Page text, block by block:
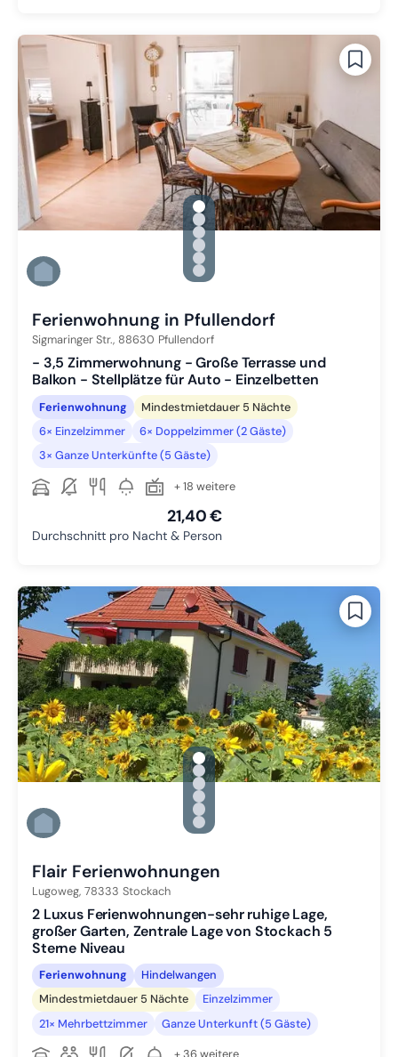
gallery.slide_selector
Zu Slide 1 wechseln
Zu Slide 2 wechseln
Zu Slide 3 wechseln
Zu Slide 4 wechseln
Zu Slide 5 wechseln
Zu Slide 6 wechseln
Ferienwohnung in Pfullendorf
Sigmaringer Str., 88630 Pfullendorf
- 3,5 Zimmerwohnung - Große Terrasse und
Balkon - Stellplätze für Auto - Einzelbetten
Ferienwohnung
Mindestmietdauer 5 Nächte
6× Einzelzimmer
6× Doppelzimmer (2 Gäste)
3× Ganze Unterkünfte (5 Gäste)
+ 18 weitere
21,40 €
Durchschnitt pro Nacht & Person
gallery.slide_selector
Zu Slide 1 wechseln
Zu Slide 2 wechseln
Zu Slide 3 wechseln
Zu Slide 4 wechseln
Zu Slide 5 wechseln
Zu Slide 6 wechseln
Flair Ferienwohnungen
Lugoweg, 78333 Stockach
2 Luxus Ferienwohnungen-sehr ruhige Lage,
großer Garten, Zentrale Lage von Stockach 5
Sterne Niveau
Ferienwohnung
Hindelwangen
Mindestmietdauer 5 Nächte
Einzelzimmer
21× Mehrbettzimmer
Ganze Unterkunft (5 Gäste)